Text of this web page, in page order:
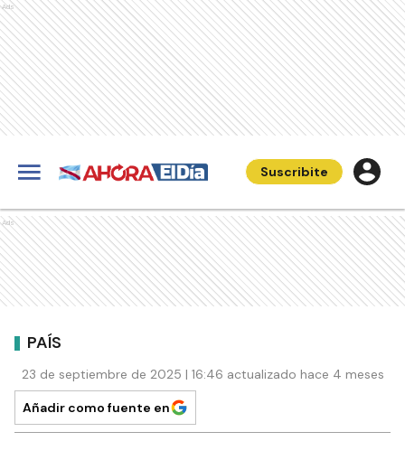
Ads
Suscribite
Ads
PAÍS
23 de septiembre de 2025 | 16:46 actualizado hace 4 meses
Añadir como fuente en